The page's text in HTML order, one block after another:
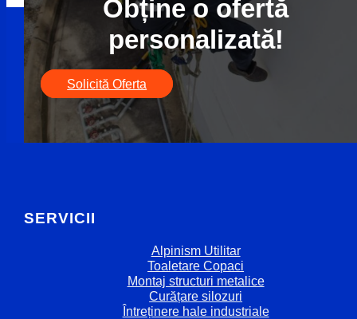
Obține o ofertă
personalizată!
Solicită Oferta
SERVICII
Alpinism Utilitar
Toaletare Copaci
Montaj structuri metalice
Curățare silozuri
Întreținere hale industriale